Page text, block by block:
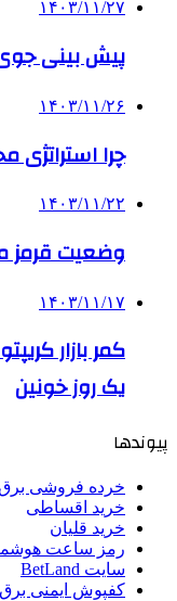
۱۴۰۳/۱۱/۲۷
­پیش بینی جوی
۱۴۰۳/۱۱/۲۶
چرا استراتژی
۱۴۰۳/۱۱/۲۲
وضعیت قرمز
۱۴۰۳/۱۱/۱۷
کمر بازار
یک روز خونین
پیوندها
خرده فروشی برق
خرید اقساطی
خرید قلیان
رمز ساعت
سایت BetLand
کفپوش ایمنی برق